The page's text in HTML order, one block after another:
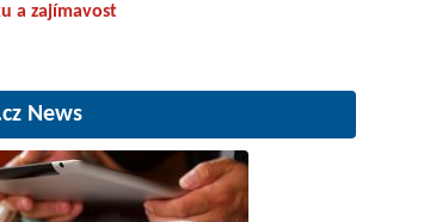
a zajímavost
News